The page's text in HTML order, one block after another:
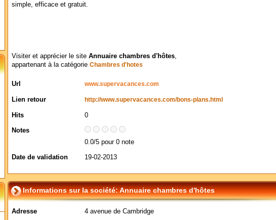
simple, efficace et gratuit.
Visiter et apprécier le site Annuaire chambres d'hôtes,
appartenant à la catégorie Chambres d'hotes
Url www.supervacances.com
Lien retour http://www.supervacances.com/bons-plans.html
Hits
0
Notes
0.0/5 pour 0 note
Date de validation
19-02-2013
Informations sur la société: Annuaire chambres d'hôtes
Adresse
4 avenue de Cambridge